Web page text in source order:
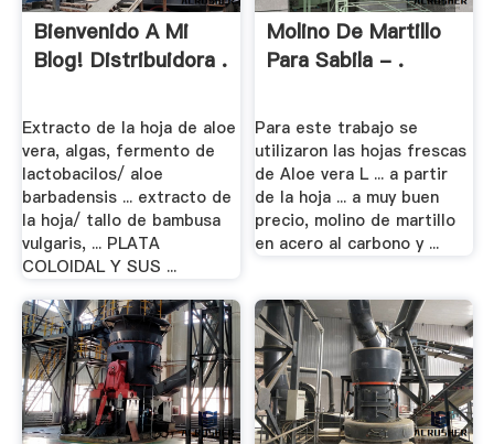
Bienvenido A Mi
Blog! Distribuidora .
Extracto de la hoja de aloe
vera, algas, fermento de
lactobacilos/ aloe
barbadensis ... extracto de
la hoja/ tallo de bambusa
vulgaris, ... PLATA
COLOIDAL Y SUS ...
Molino De Martillo
Para Sabila - .
Para este trabajo se
utilizaron las hojas frescas
de Aloe vera L ... a partir
de la hoja ... a muy buen
precio, molino de martillo
en acero al carbono y ...